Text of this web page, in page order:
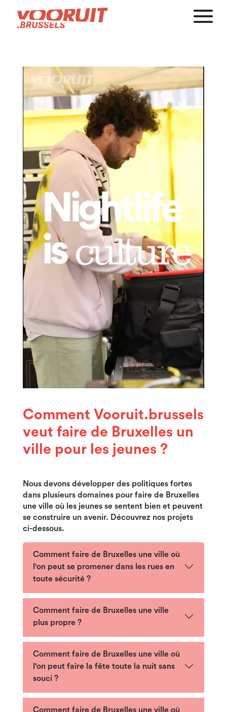
Comment Vooruit.brussels
veut faire de Bruxelles un
ville pour les jeunes ?
Nous devons développer des politiques fortes
dans plusieurs domaines pour faire de Bruxelles
une ville où les jeunes se sentent bien et peuvent
se construire un avenir. Découvrez nos projets
ci-dessous.
Comment faire de Bruxelles une ville où
l'on peut se promener dans les rues en
toute sécurité ?
Comment faire de Bruxelles une ville
plus propre ?
Comment faire de Bruxelles une ville où
l'on peut faire la fête toute la nuit sans
souci ?
Comment faire de Bruxelles une ville où